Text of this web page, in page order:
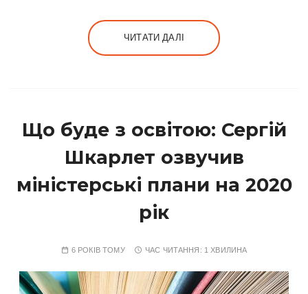
ЧИТАТИ ДАЛІ
Що буде з освітою: Сергій
Шкарлет озвучив
міністерські плани на 2020
рік
6 РОКІВ ТОМУ ЧАС ЧИТАННЯ: 1 ХВИЛИНА